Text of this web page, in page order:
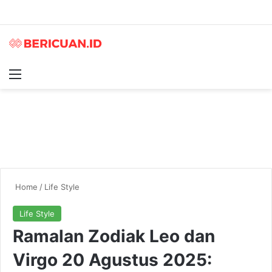
Home / Life Style
Life Style
Ramalan Zodiak Leo dan
Virgo 20 Agustus 2025: